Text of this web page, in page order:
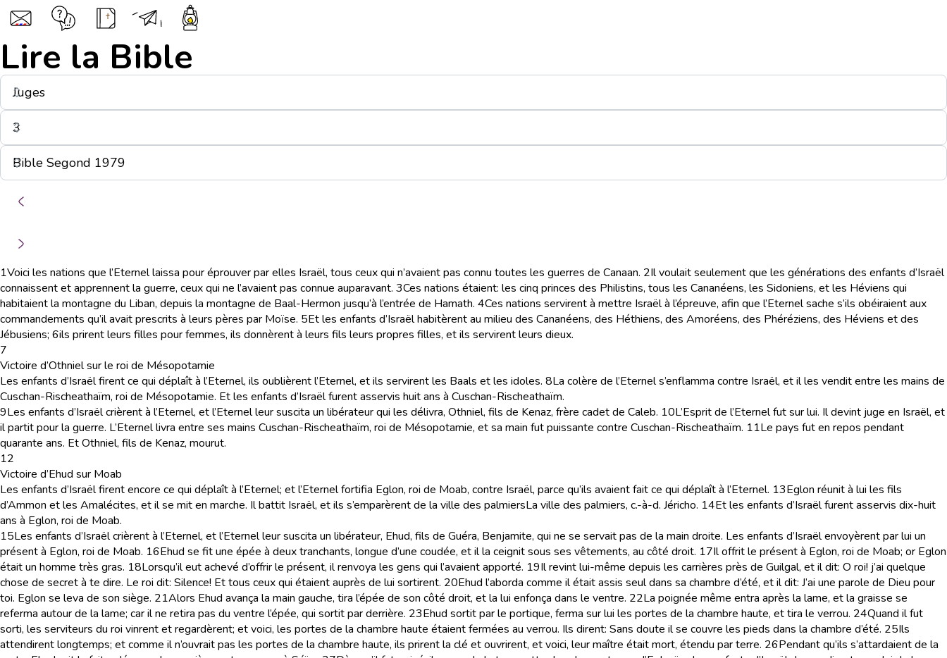
Lire la Bible
1Voici les nations que l’Eternel laissa pour éprouver par elles Israël, tous ceux qui n’avaient pas connu toutes les guerres de Canaan. 2Il voulait seulement que les générations des enfants d’Israël
connaissent et apprennent la guerre, ceux qui ne l’avaient pas connue auparavant. 3Ces nations étaient: les cinq princes des Philistins, tous les Cananéens, les Sidoniens, et les Héviens qui
habitaient la montagne du Liban, depuis la montagne de Baal-Hermon jusqu’à l’entrée de Hamath. 4Ces nations servirent à mettre Israël à l’épreuve, afin que l’Eternel sache s’ils obéiraient aux
commandements qu’il avait prescrits à leurs pères par Moïse. 5Et les enfants d’Israël habitèrent au milieu des Cananéens, des Héthiens, des Amoréens, des Phéréziens, des Héviens et des
Jébusiens; 6ils prirent leurs filles pour femmes, ils donnèrent à leurs fils leurs propres filles, et ils servirent leurs dieux.
7
Victoire d’Othniel sur le roi de Mésopotamie
Les enfants d’Israël firent ce qui déplaît à l’Eternel, ils oublièrent l’Eternel, et ils servirent les Baals et les idoles. 8La colère de l’Eternel s’enflamma contre Israël, et il les vendit entre les mains de
Cuschan-Rischeathaïm, roi de Mésopotamie. Et les enfants d’Israël furent asservis huit ans à Cuschan-Rischeathaïm.
9Les enfants d’Israël crièrent à l’Eternel, et l’Eternel leur suscita un libérateur qui les délivra, Othniel, fils de Kenaz, frère cadet de Caleb. 10L’Esprit de l’Eternel fut sur lui. Il devint juge en Israël, et
il partit pour la guerre. L’Eternel livra entre ses mains Cuschan-Rischeathaïm, roi de Mésopotamie, et sa main fut puissante contre Cuschan-Rischeathaïm. 11Le pays fut en repos pendant
quarante ans. Et Othniel, fils de Kenaz, mourut.
12
Victoire d’Ehud sur Moab
Les enfants d’Israël firent encore ce qui déplaît à l’Eternel; et l’Eternel fortifia Eglon, roi de Moab, contre Israël, parce qu’ils avaient fait ce qui déplaît à l’Eternel. 13Eglon réunit à lui les fils
d’Ammon et les Amalécites, et il se mit en marche. Il battit Israël, et ils s’emparèrent de la ville des palmiersLa ville des palmiers, c.-à-d. Jéricho. 14Et les enfants d’Israël furent asservis dix-huit
ans à Eglon, roi de Moab.
15Les enfants d’Israël crièrent à l’Eternel, et l’Eternel leur suscita un libérateur, Ehud, fils de Guéra, Benjamite, qui ne se servait pas de la main droite. Les enfants d’Israël envoyèrent par lui un
présent à Eglon, roi de Moab. 16Ehud se fit une épée à deux tranchants, longue d’une coudée, et il la ceignit sous ses vêtements, au côté droit. 17Il offrit le présent à Eglon, roi de Moab; or Eglon
était un homme très gras. 18Lorsqu’il eut achevé d’offrir le présent, il renvoya les gens qui l’avaient apporté. 19Il revint lui-même depuis les carrières près de Guilgal, et il dit: O roi! j’ai quelque
chose de secret à te dire. Le roi dit: Silence! Et tous ceux qui étaient auprès de lui sortirent. 20Ehud l’aborda comme il était assis seul dans sa chambre d’été, et il dit: J’ai une parole de Dieu pour
toi. Eglon se leva de son siège. 21Alors Ehud avança la main gauche, tira l’épée de son côté droit, et la lui enfonça dans le ventre. 22La poignée même entra après la lame, et la graisse se
referma autour de la lame; car il ne retira pas du ventre l’épée, qui sortit par derrière. 23Ehud sortit par le portique, ferma sur lui les portes de la chambre haute, et tira le verrou. 24Quand il fut
sorti, les serviteurs du roi vinrent et regardèrent; et voici, les portes de la chambre haute étaient fermées au verrou. Ils dirent: Sans doute il se couvre les pieds dans la chambre d’été. 25Ils
attendirent longtemps; et comme il n’ouvrait pas les portes de la chambre haute, ils prirent la clé et ouvrirent, et voici, leur maître était mort, étendu par terre. 26Pendant qu’ils s’attardaient de la